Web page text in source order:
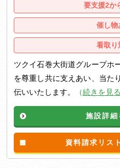
要支援2か
催し物
看取り
ツクイ石巻大街道グループホ
を尊重し共に支えあい、当た
伝いいたします。
（続きを見る
施設詳細
資料請求リス